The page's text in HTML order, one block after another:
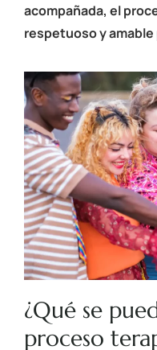
acompañada, el
respetuoso y
¿Qué se
proceso